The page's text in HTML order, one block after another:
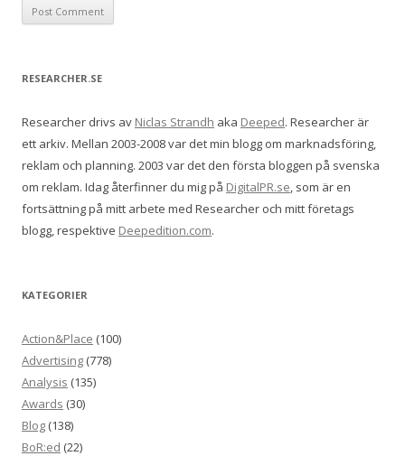
RESEARCHER.SE
Researcher drivs av Niclas Strandh aka Deeped. Researcher är
ett arkiv. Mellan 2003-2008 var det min blogg om marknadsföring,
reklam och planning. 2003 var det den första bloggen på svenska
om reklam. Idag återfinner du mig på DigitalPR.se, som är en
fortsättning på mitt arbete med Researcher och mitt företags
blogg, respektive Deepedition.com.
KATEGORIER
Action&Place (100)
Advertising (778)
Analysis (135)
Awards (30)
Blog (138)
BoR:ed (22)